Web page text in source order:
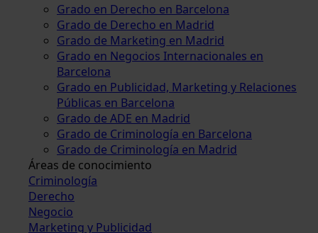
Grado en Derecho en Barcelona
Grado de Derecho en Madrid
Grado de Marketing en Madrid
Grado en Negocios Internacionales en
Barcelona
Grado en Publicidad, Marketing y Relaciones
Públicas en Barcelona
Grado de ADE en Madrid
Grado de Criminología en Barcelona
Grado de Criminología en Madrid
Áreas de conocimiento
Criminología
Derecho
Negocio
Marketing y Publicidad